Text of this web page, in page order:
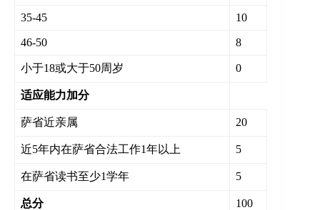
35-45 10
46-50 8
小于18或大于50周岁 0
适应能力加分
萨省近亲属 20
近5年内在萨省合法工作1年以上 5
在萨省读书至少1学年 5
总分
100